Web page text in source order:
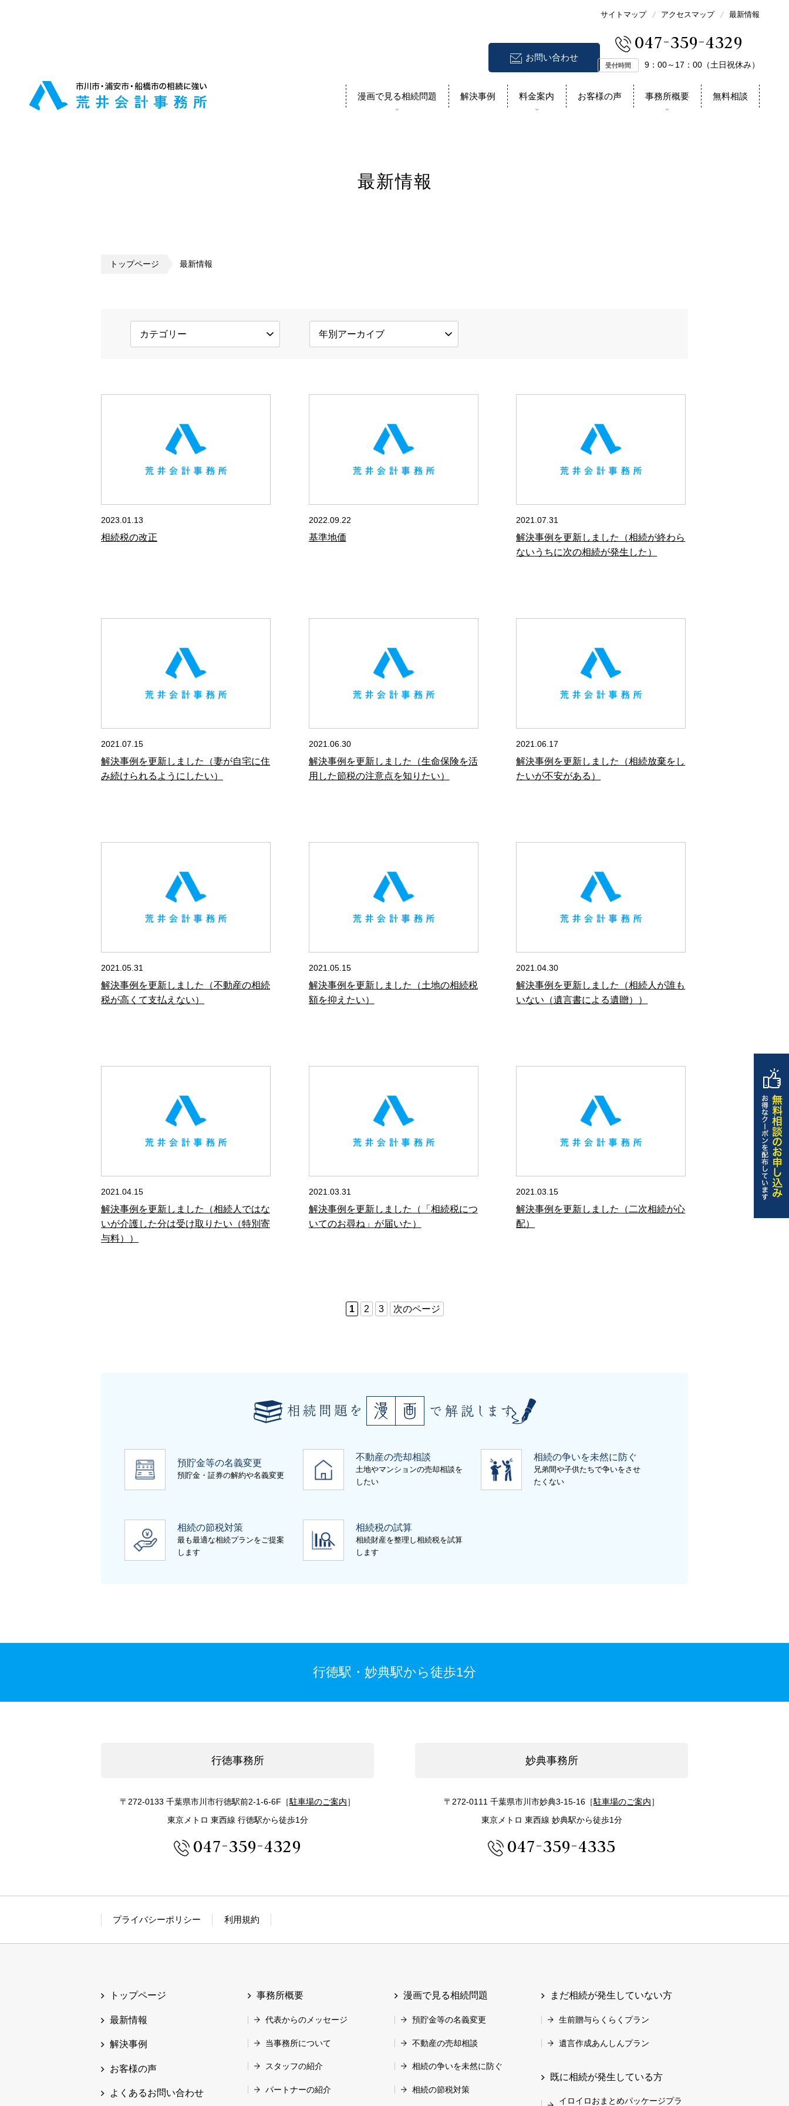
サイトマップ アクセスマップ 最新情報
お問い合わせ
047-359-4329
受付時間 9：00～17：00（土日祝休み）
無料相談
事務所概要
お客様の声
料金案内
解決事例
漫画で見る相続問題
最新情報
トップページ 最新情報
2023.01.13
相続税の改正
2022.09.22
基準地価
2021.07.31
解決事例を更新しました（相続が終わら
ないうちに次の相続が発生した）
2021.07.15
解決事例を更新しました（妻が自宅に住
み続けられるようにしたい）
2021.06.30
解決事例を更新しました（生命保険を活
用した節税の注意点を知りたい）
2021.06.17
解決事例を更新しました（相続放棄をし
たいが不安がある）
2021.05.31
解決事例を更新しました（不動産の相続
税が高くて支払えない）
2021.05.15
解決事例を更新しました（土地の相続税
額を抑えたい）
2021.04.30
解決事例を更新しました（相続人が誰も
いない（遺言書による遺贈））
2021.04.15
解決事例を更新しました（相続人ではな
いが介護した分は受け取りたい（特別寄
与料））
2021.03.31
解決事例を更新しました（「相続税につ
いてのお尋ね」が届いた）
2021.03.15
解決事例を更新しました（二次相続が心
配）
1 2 3 次のページ
預貯金等の名義変更
預貯金・証券の解約や名義変更
不動産の売却相談
土地やマンションの売却相談を
したい
相続の争いを未然に防ぐ
兄弟間や子供たちで争いをさせ
たくない
相続の節税対策
最も最適な相続プランをご提案
します
相続税の試算
相続財産を整理し相続税を試算
します
行徳駅・妙典駅から徒歩1分
行徳事務所
〒272-0133 千葉県市川市行徳駅前2-1-6-6F［駐車場のご案内］
東京メトロ 東西線 行徳駅から徒歩1分
047-359-4329
妙典事務所
〒272-0111 千葉県市川市妙典3-15-16［駐車場のご案内］
東京メトロ 東西線 妙典駅から徒歩1分
047-359-4335
プライバシーポリシー 利用規約
トップページ
最新情報
解決事例
お客様の声
よくあるお問い合わせ
事務所概要
代表からのメッセージ
当事務所について
スタッフの紹介
パートナーの紹介
漫画で見る相続問題
預貯金等の名義変更
不動産の売却相談
相続の争いを未然に防ぐ
相続の節税対策
まだ相続が発生していない方
生前贈与らくらくプラン
遺言作成あんしんプラン
既に相続が発生している方
イロイロおまとめパッケージプラ